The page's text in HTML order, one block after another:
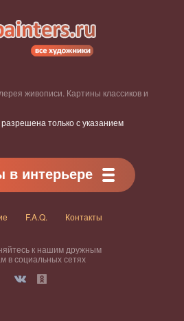
живописи. Картины классиков и
только с указанием
в интерьере
F.A.Q. Контакты
к нашим дружным
в социальных сетях